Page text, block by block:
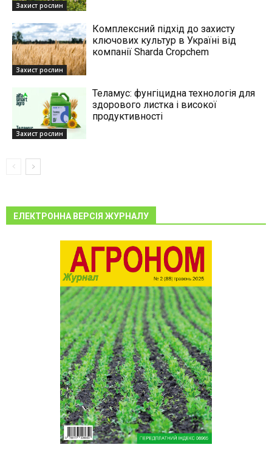
Захист рослин
Захист рослин
Комплексний підхід до захисту
ключових культур в Україні від
компанії Sharda Cropchem
Захист рослин
Теламус: фунгіцидна технологія для
здорового листка і високої
продуктивності
ЕЛЕКТРОННА ВЕРСІЯ ЖУРНАЛУ